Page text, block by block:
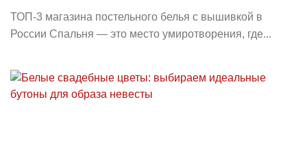
ТОП-3 магазина постельного белья с вышивкой в
России Спальня — это место умиротворения, где...